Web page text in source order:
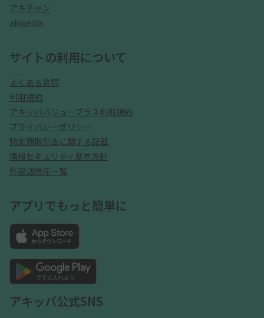
アキチャン
akipedia
サイトの利用について
よくある質問
利用規約
アキッパバリュープラス利用規約
プライバシーポリシー
特定商取引法に関する記載
情報セキュリティ基本方針
外部送信先一覧
アプリでもっと簡単に
アキッパ公式SNS